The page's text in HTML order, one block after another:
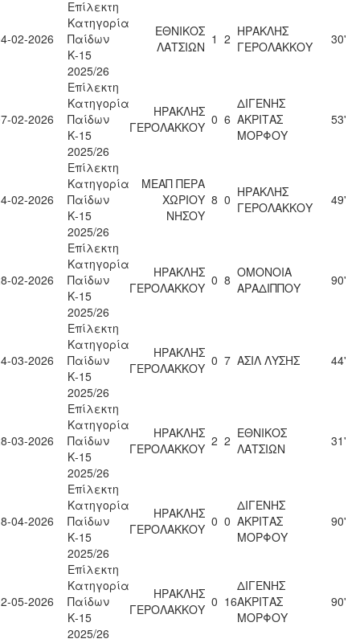
02-2026
Επίλεκτη
Κατηγορία
Παίδων
Κ-15
2025/26
ΕΘΝΙΚΟΣ
ΛΑΤΣΙΩΝ 1 2 ΗΡΑΚΛΗΣ
ΓΕΡΟΛΑΚΚΟΥ
30'
02-2026
Επίλεκτη
Κατηγορία
Παίδων
Κ-15
2025/26
ΗΡΑΚΛΗΣ
ΓΕΡΟΛΑΚΚΟΥ 0 6
ΔΙΓΕΝΗΣ
ΑΚΡΙΤΑΣ
ΜΟΡΦΟΥ
53'
02-2026
Επίλεκτη
Κατηγορία
Παίδων
Κ-15
2025/26
ΜΕΑΠ ΠΕΡΑ
ΧΩΡΙΟΥ
ΝΗΣΟΥ
8 0 ΗΡΑΚΛΗΣ
ΓΕΡΟΛΑΚΚΟΥ
49'
02-2026
Επίλεκτη
Κατηγορία
Παίδων
Κ-15
2025/26
ΗΡΑΚΛΗΣ
ΓΕΡΟΛΑΚΚΟΥ 0 8 ΟΜΟΝΟΙΑ
ΑΡΑΔΙΠΠΟΥ
90'
03-2026
Επίλεκτη
Κατηγορία
Παίδων
Κ-15
2025/26
ΗΡΑΚΛΗΣ
ΓΕΡΟΛΑΚΚΟΥ 0 7 ΑΣΙΛ ΛΥΣΗΣ 44'
03-2026
Επίλεκτη
Κατηγορία
Παίδων
Κ-15
2025/26
ΗΡΑΚΛΗΣ
ΓΕΡΟΛΑΚΚΟΥ 2 2 ΕΘΝΙΚΟΣ
ΛΑΤΣΙΩΝ
31'
04-2026
Επίλεκτη
Κατηγορία
Παίδων
Κ-15
2025/26
ΗΡΑΚΛΗΣ
ΓΕΡΟΛΑΚΚΟΥ 0 0
ΔΙΓΕΝΗΣ
ΑΚΡΙΤΑΣ
ΜΟΡΦΟΥ
90'
05-2026
Επίλεκτη
Κατηγορία
Παίδων
Κ-15
2025/26
ΗΡΑΚΛΗΣ
ΓΕΡΟΛΑΚΚΟΥ 0 16
ΔΙΓΕΝΗΣ
ΑΚΡΙΤΑΣ
ΜΟΡΦΟΥ
90'